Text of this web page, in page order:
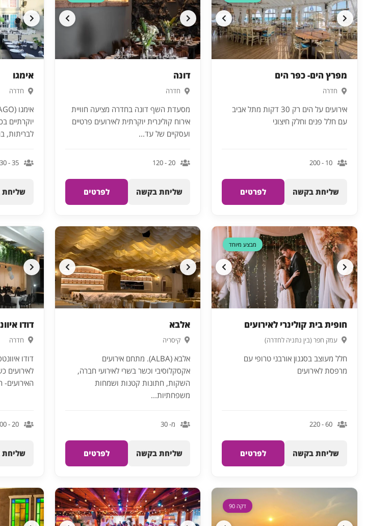
מפרץ הים- כפר הים
חדרה
אירועים על הים רק 30 דקות מתל אביב
עם חלל פנים וחלק חיצוני
10 - 200
שליחת בקשה לפרטים
דונה
חדרה
מסעדת השף דונה בחדרה מציעה חוויית
אירוח קולינרית יוקרתית לאירועים פרטיים
ועסקיים של עד...
20 - 120
שליחת בקשה לפרטים
אימגו
חדרה
יוקרתיים
לבריתות,
35 - 130
מבצע מיוחד
חופית בית קולינרי לאירועים
עמק חפר (בין נתניה לחדרה)
חלל מעוצב בסגנון אורבני טרופי עם
מרפסת לאירועים
60 - 220
שליחת בקשה לפרטים
אלבא
קיסריה
אלבא (ALBA). מתחם אירועים
אקסקלוסיבי וכשר בשרי לאירועי חברה,
השקות, חתונות קטנות ושמחות
משפחתיות...
מ- 30
שליחת בקשה לפרטים
דודו
חדרה
דודו
לאירועים
האירועים-
20 - 200
דקה 90